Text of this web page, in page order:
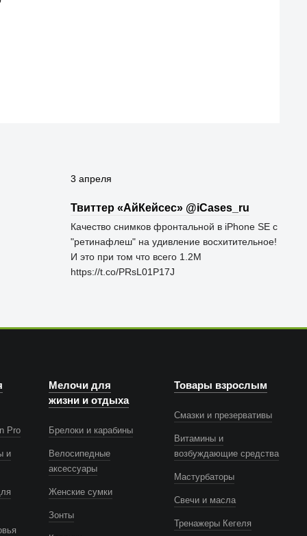
3 апреля
Твиттер «АйКейсес» ‏@iCases_ru
Качество снимков фронтальной в iPhone SE с
"ретинафлеш" на удивление восхитительное!
И это при том что всего 1.2M
https://t.co/PRsL01P17J
Pro
и
Мелочи для
жизни и отдыха
Брелоки и карабины
Велосипедные
аксессуары
Женские сумки
Зонты
Товары взрослым
Смазки и презервативы
Витамины и
возбуждающие средства
Мастурбаторы
Свечи и масла
Тренажеры Кегеля